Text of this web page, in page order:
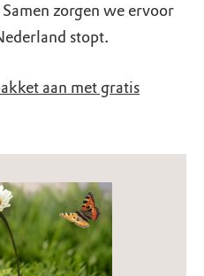
zorgen we ervoor
stopt.
aan met gratis